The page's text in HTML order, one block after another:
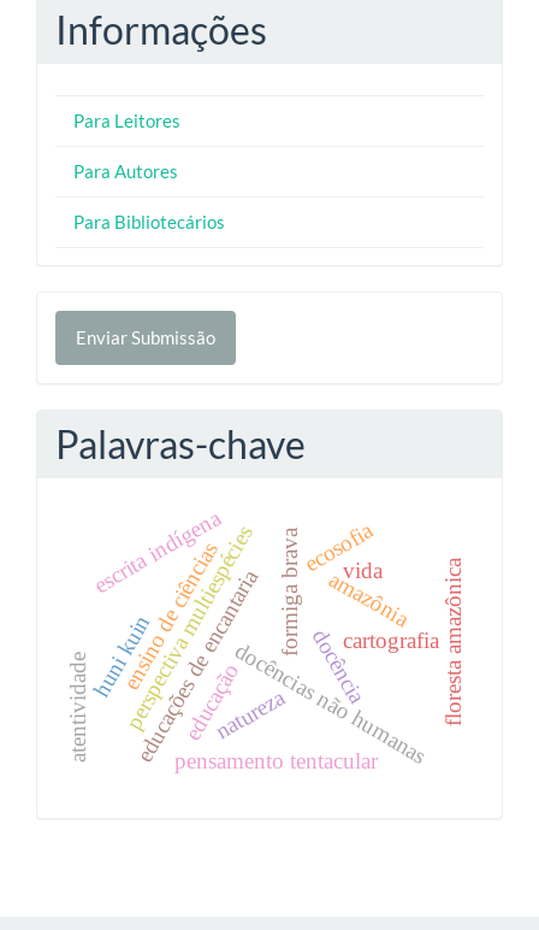
Informações
Para Leitores
Para Autores
Para Bibliotecários
Enviar
Submissão
Enviar Submissão
Palavras-chave
formiga brava amazônia
educações de encantariadocências não humanas
educação
perspectiva multiespécies
pensamento tentacular
docência
vida
ensino de ciências ecosofia
cartografia
escrita indígena
huni kuin floresta amazônica
atentividade natureza